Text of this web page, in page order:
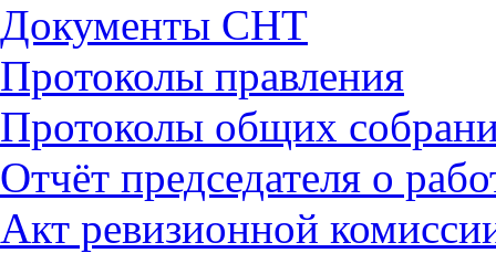
Документы СНТ
Протоколы правления
Протоколы общих
Отчёт председателя о
Акт ревизионной